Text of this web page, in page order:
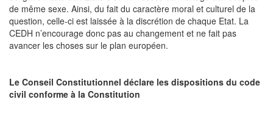
de même sexe. Ainsi, du fait du caractère moral et culturel de la
question, celle-ci est laissée à la discrétion de chaque Etat. La
CEDH n’encourage donc pas au changement et ne fait pas
avancer les choses sur le plan européen.
Le Conseil Constitutionnel déclare les dispositions du code
civil conforme à la Constitution